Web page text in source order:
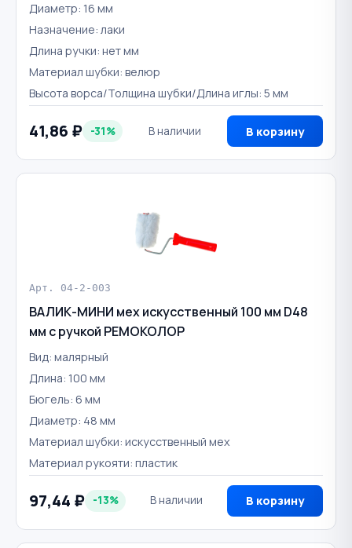
Диаметр: 16 мм
Назначение: лаки
Длина ручки: нет мм
Материал шубки: велюр
Высота ворса/Толщина шубки/Длина иглы: 5 мм
41,86 ₽ -31% В наличии В корзину
Арт. 04-2-003
ВАЛИК-МИНИ мех искусственный 100 мм D48
мм с ручкой РЕМОКОЛОР
Вид: малярный
Длина: 100 мм
Бюгель: 6 мм
Диаметр: 48 мм
Материал шубки: искусственный мех
Материал рукояти: пластик
97,44 ₽ -13% В наличии В корзину